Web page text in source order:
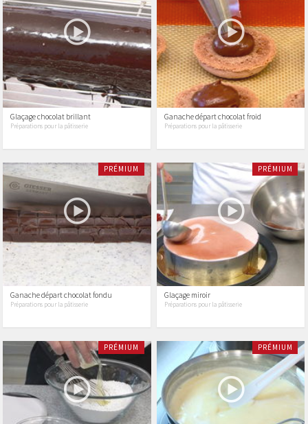
Glaçage chocolat brillant
Préparations pour la pâtisserie
Ganache départ chocolat froid
Préparations pour la pâtisserie
PRÉMIUM
Ganache départ chocolat fondu
Préparations pour la pâtisserie
PRÉMIUM
Glaçage miroir
Préparations pour la pâtisserie
PRÉMIUM PRÉMIUM